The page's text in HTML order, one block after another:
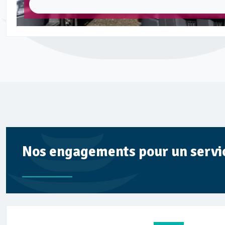
Nos engagements pour un